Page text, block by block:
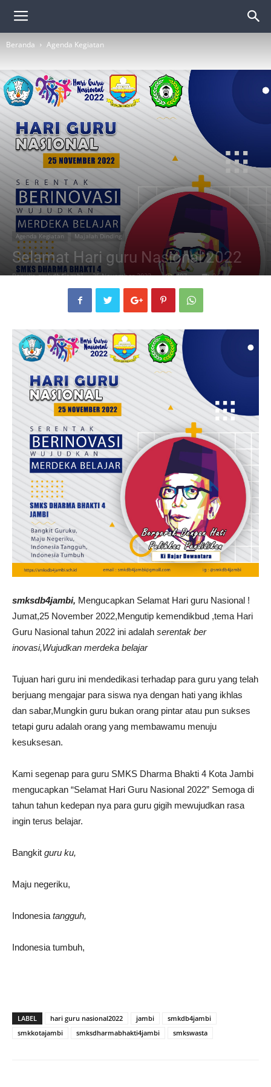
Beranda Agenda Kegiatan
Agenda Kegiatan Majalah Dinding
Selamat Hari guru Nasional 2022
Penulis smkdb4jambi - 25 November 2022 497 0
smksdb4jambi, Mengucapkan Selamat Hari guru Nasional !
Jumat,25 November 2022,Mengutip kemendikbud ,tema Hari
Guru Nasional tahun 2022 ini adalah serentak ber
inovasi,Wujudkan merdeka belajar
Tujuan hari guru ini mendedikasi terhadap para guru yang telah
berjuang mengajar para siswa nya dengan hati yang ikhlas
dan sabar,Mungkin guru bukan orang pintar atau pun sukses
tetapi guru adalah orang yang membawamu menuju
kesuksesan.
Kami segenap para guru SMKS Dharma Bhakti 4 Kota Jambi
mengucapkan “Selamat Hari Guru Nasional 2022” Semoga di
tahun tahun kedepan nya para guru gigih mewujudkan rasa
ingin terus belajar.
Bangkit guru ku,
Maju negeriku,
Indonesia tangguh,
Indonesia tumbuh,
LABEL hari guru nasional2022 jambi
smkdb4jambi
smkkotajambi
smksdharmabhakti4jambi smkswasta